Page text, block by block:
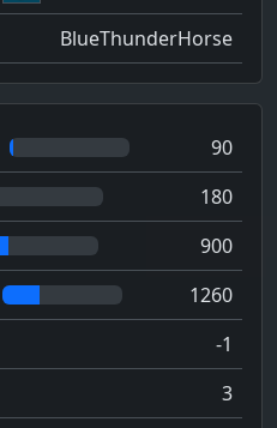
BlueThunderHorse
90
180
900
1260
-1
3